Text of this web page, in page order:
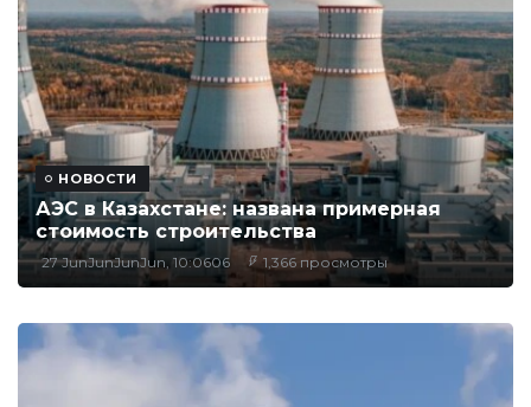
НОВОСТИ
АЭС в Казахстане: названа примерная
стоимость строительства
27 JunJunJunJun, 10:0606 1,366 просмотры